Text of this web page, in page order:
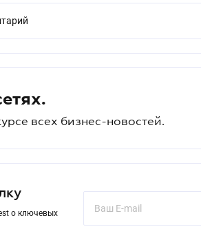
всех бизнес-новостей.
о ключевых